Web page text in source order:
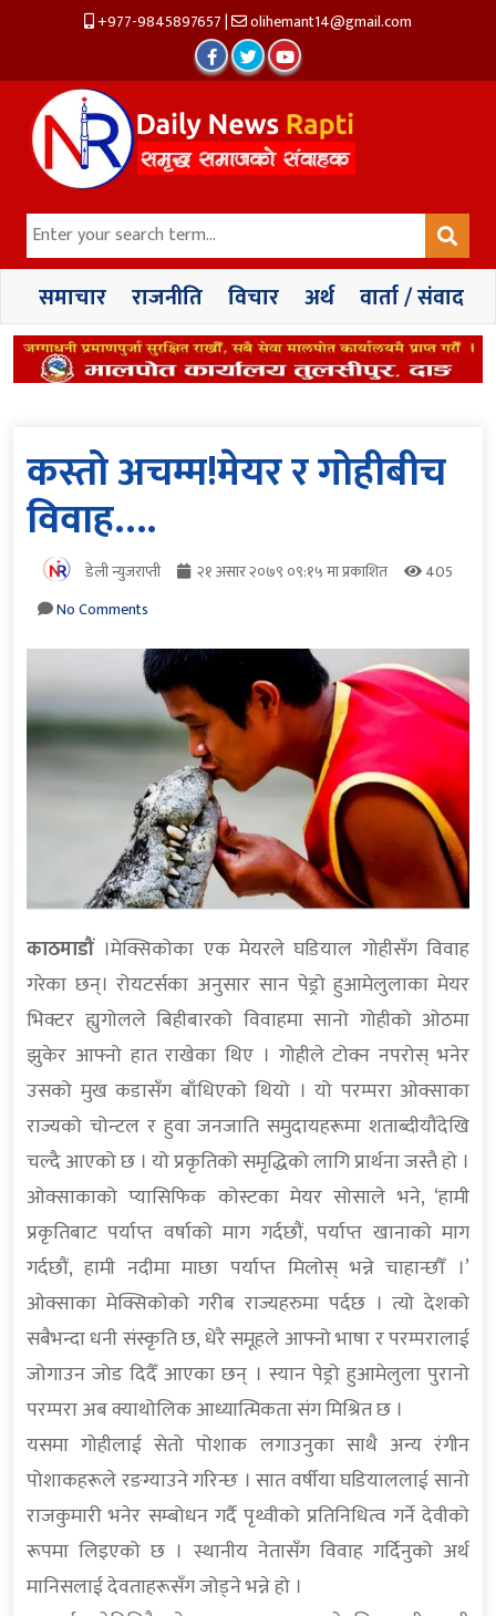
+977-9845897657| olihemant14@gmail.com
समाचार राजनीति विचार अर्थ वार्ता / संवाद
कस्तो अचम्म!मेयर र गोहीबीच
विवाह….
डेली न्युजराप्ती २१ असार २०७९ ०९:१५ मा प्रकाशित
405
No Comments
काठमाडौं।मेक्सिकोका एक मेयरले घडियाल गोहीसँग विवाह
गरेका छन्। रोयटर्सका अनुसार सान पेड्रो हुआमेलुलाका मेयर
भिक्टर ह्युगोलले बिहीबारको विवाहमा सानो गोहीको ओठमा
झुकेर आफ्नो हात राखेका थिए । गोहीले टोक्न नपरोस् भनेर
उसको मुख कडासँग बाँधिएको थियो । यो परम्परा ओक्साका
राज्यको चोन्टल र हुवा जनजाति समुदायहरूमा शताब्दीयौंदेखि
चल्दै आएको छ । यो प्रकृतिको समृद्धिको लागि प्रार्थना जस्तै हो ।
ओक्साकाको प्यासिफिक कोस्टका मेयर सोसाले भने, ‘हामी
प्रकृतिबाट पर्याप्त वर्षाको माग गर्दछौं, पर्याप्त खानाको माग
गर्दछौं, हामी नदीमा माछा पर्याप्त मिलोस् भन्ने चाहान्छौँ ।’
ओक्साका मेक्सिकोको गरीब राज्यहरुमा पर्दछ । त्यो देशको
सबैभन्दा धनी संस्कृति छ, धेरै समूहले आफ्नो भाषा र परम्परालाई
जोगाउन जोड दिदैँ आएका छन् । स्यान पेड्रो हुआमेलुला पुरानो
परम्परा अब क्याथोलिक आध्यात्मिकता संग मिश्रित छ ।
यसमा गोहीलाई सेतो पोशाक लगाउनुका साथै अन्य रंगीन
पोशाकहरूले रङग्याउने गरिन्छ । सात वर्षीया घडियाललाई सानो
राजकुमारी भनेर सम्बोधन गर्दै पृथ्वीको प्रतिनिधित्व गर्ने देवीको
रूपमा लिइएको छ । स्थानीय नेतासँग विवाह गर्दिनुको अर्थ
मानिसलाई देवताहरूसँग जोड्ने भन्ने हो ।